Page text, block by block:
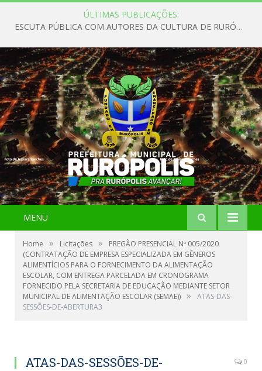
ÚLTIMAS PUBLICAÇÕES:
ESCUTA PÚBLICA COM AUTORES DA CULTURA DE RURÓPOLIS
MENU
Home » Licitações »
PREGÃO PRESENCIAL Nº 005/2020
(CONTRATAÇÃO DE EMPRESA ESPECIALIZADA EM GÊNEROS
ALIMENTÍCIOS PARA O FORNECIMENTO DA ALIMENTAÇÃO
ESCOLAR, COM ENTREGA PARCELADA EM CRONOGRAMA
FORNECIDO PELA SECRETARIA DE EDUCAÇÃO MEDIANTE SETOR
MUNICIPAL DE ALIMENTAÇÃO ESCOLAR (SEMAE)) »
ATAS-DAS-
SESSÕES-DE-ABERTURA3
ATAS-DAS-SESSÕES-DE-
0